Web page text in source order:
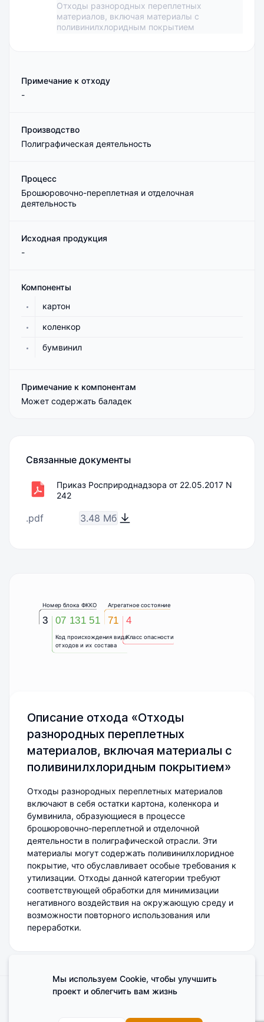
Отходы разнородных переплетных
материалов, включая материалы с
поливинилхлоридным покрытием
Примечание к отходу
-
Производство
Полиграфическая деятельность
Процесс
Брошюровочно-переплетная и отделочная
деятельность
Исходная продукция
-
Компоненты
картон
коленкор
бумвинил
Примечание к компонентам
Может содержать баладек
Связанные документы
Приказ Росприроднадзора от 22.05.2017 N
242
.pdf 3.48 Мб
3
Номер блока ФККО
Код происхождения вида
отходов и их состава
07 131 51
Агрегатное состояние
71
Класс опасности
4
Описание отхода «Отходы
разнородных переплетных
материалов, включая материалы с
поливинилхлоридным покрытием»
Отходы разнородных переплетных материалов
включают в себя остатки картона, коленкора и
бумвинила, образующиеся в процессе
брошюровочно-переплетной и отделочной
деятельности в полиграфической отрасли. Эти
материалы могут содержать поливинилхлоридное
покрытие, что обуславливает особые требования к
утилизации. Отходы данной категории требуют
соответствующей обработки для минимизации
негативного воздействия на окружающую среду и
возможности повторного использования или
переработки.
Поделиться мнением о сайте
Мы используем Cookie, чтобы улучшить
проект и облегчить вам жизнь